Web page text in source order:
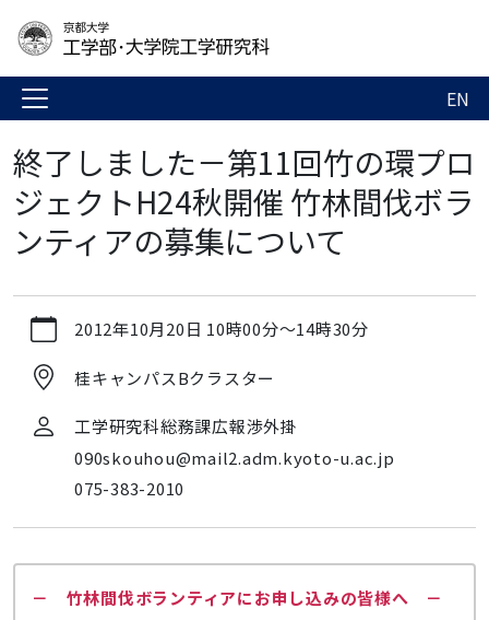
EN
終了しました－第11回竹の環プロ
ジェクトH24秋開催 竹林間伐ボラ
ンティアの募集について
u.ac.jp/ja/news-
了
し
し
た
11
2012年10月20日 10時00分～14時30分
桂キャンパスBクラスター
工学研究科総務課広報渉外掛
090skouhou@mail2.adm.kyoto-u.ac.jp
075-383-2010
－ 竹林間伐ボランティアにお申し込みの皆様へ －